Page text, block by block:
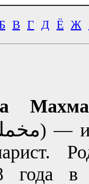
В Г Д Ё Ж
‎) —
года в